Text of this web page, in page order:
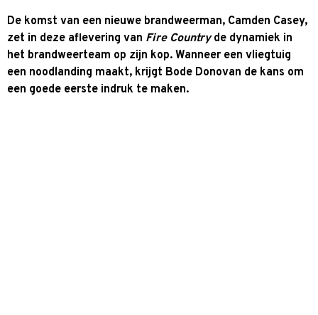
De komst van een nieuwe brandweerman, Camden Casey,
zet in deze aflevering van Fire Countryde dynamiek in
het brandweerteam op zijn kop. Wanneer een vliegtuig
een noodlanding maakt, krijgt Bode Donovan de kans om
een goede eerste indruk te maken.